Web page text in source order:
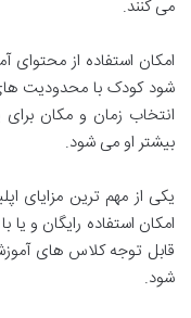
می کنند.
امکان استفاده از
شود کودک با محدودیت
انتخاب زمان و مکان
بیشتر او می شود.
یکی از مهم ترین مزایای
امکان استفاده رایگان و
قابل توجه کلاس های
شود.